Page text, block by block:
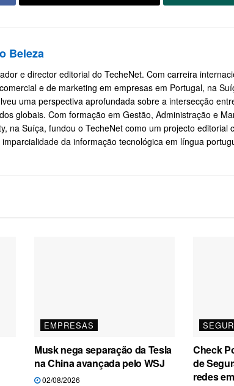
Beleza
e director editorial do TecheNet. Com carreira
e de marketing em empresas em Portugal, na
uma perspectiva aprofundada sobre a intersecção
globais. Com formação em Gestão, Administração e
na Suíça, fundou o TecheNet como um projecto editorial
imparcialidade da informação tecnológica em língua
EMPRESAS
Musk nega separação da Tesla
na China avançada pelo WSJ
02/08/2026
Check
de
redes